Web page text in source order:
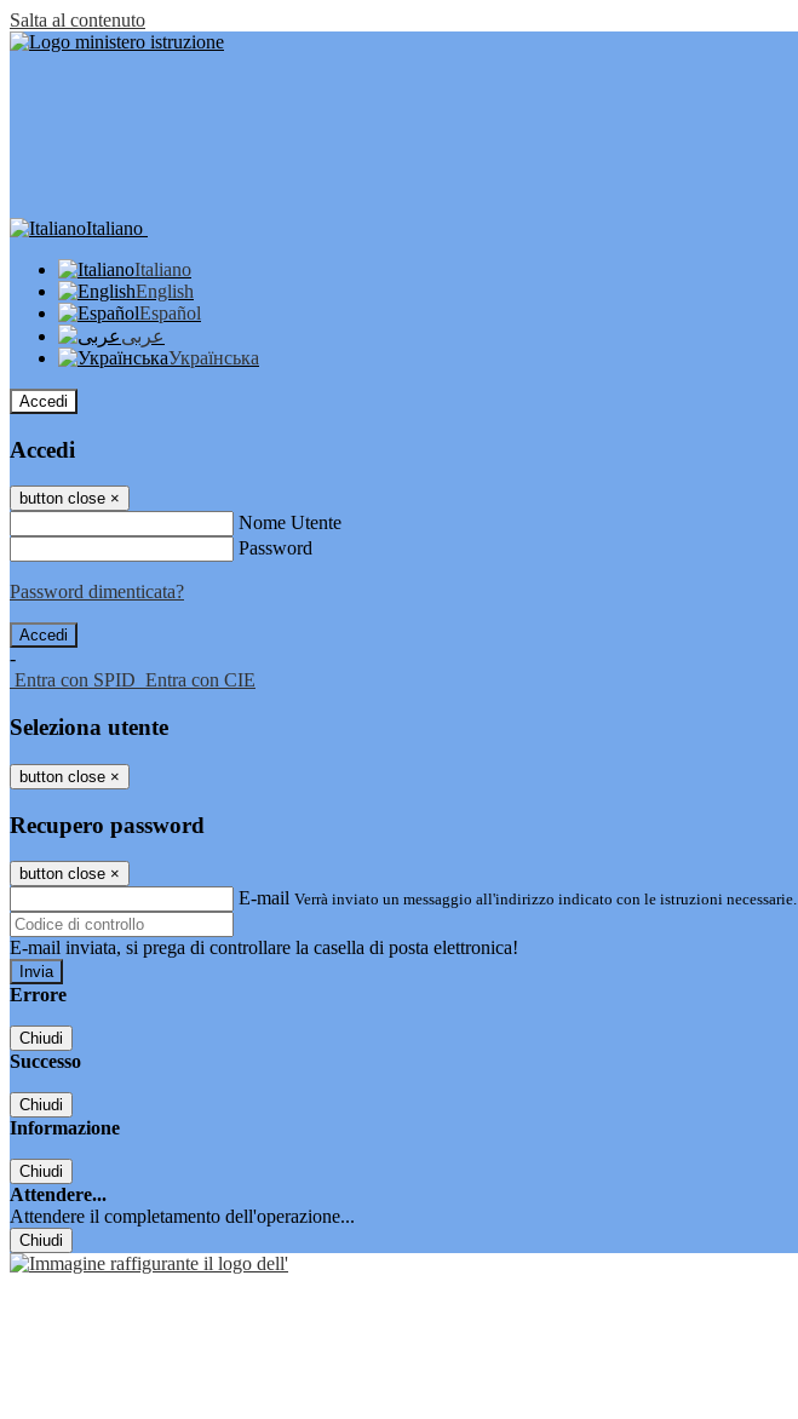
Salta al contenuto
Italiano
Italiano
English
Español
عربى
Українська
Accedi
Accedi
button close ×
Nome Utente
Password
Password dimenticata?
-
Entra con SPID Entra con CIE
Seleziona utente
button close ×
Recupero password
button close ×
E-mail Verrà inviato un messaggio all'indirizzo indicato con le istruzioni necessarie.
E-mail inviata, si prega di controllare la casella di posta elettronica!
Errore
Chiudi
Successo
Chiudi
Informazione
Chiudi
Attendere...
Attendere il completamento dell'operazione...
Chiudi